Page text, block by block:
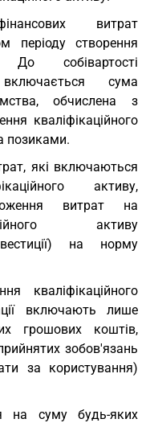
витрат
періоду створення
До собівартості
включається сума
обчислена з
кваліфікаційного
позиками.
які включаються
активу,
витрат на
активу
на норму
кваліфікаційного
включають лише
грошових коштів,
зобов'язань
за користування)
на суму будь-яких